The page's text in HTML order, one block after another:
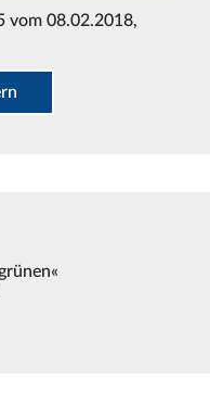
vom 08.02.2018,